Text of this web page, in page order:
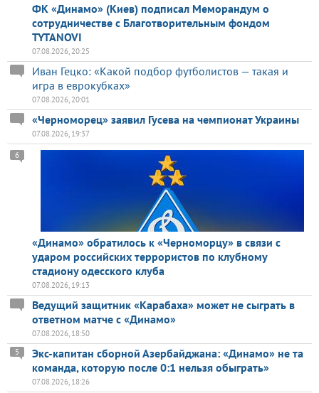
ФК «Динамо» (Киев) подписал Меморандум о
сотрудничестве с Благотворительным фондом
TYTANOVI
07.08.2026, 20:25
Иван Гецко: «Какой подбор футболистов — такая и
игра в еврокубках»
07.08.2026, 20:01
«Черноморец» заявил Гусева на чемпионат Украины
07.08.2026, 19:37
«Динамо» обратилось к «Черноморцу» в связи с
ударом российских террористов по клубному
стадиону одесского клуба
6
07.08.2026, 19:13
Ведущий защитник «Карабаха» может не сыграть в
ответном матче с «Динамо»
07.08.2026, 18:50
Экс-капитан сборной Азербайджана: «Динамо» не та
команда, которую после 0:1 нельзя обыграть»
5
07.08.2026, 18:26